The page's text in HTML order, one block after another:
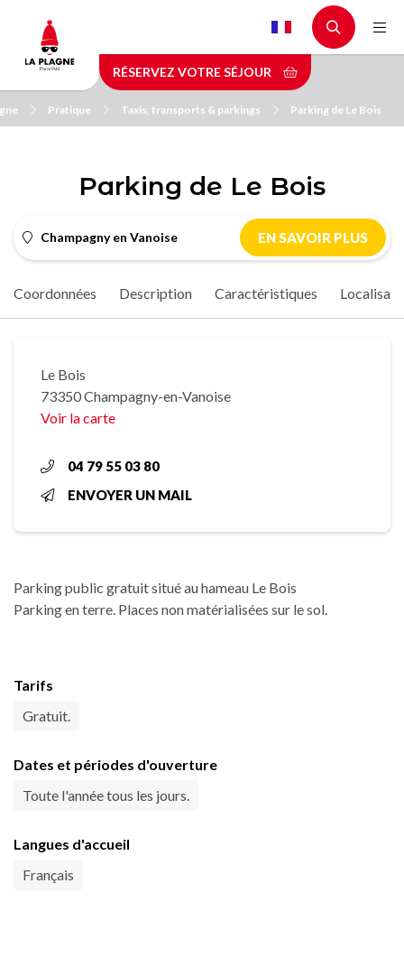
contenu
principal
RÉSERVEZ VOTRE SÉJOUR
Pratique Taxis, transports & parkings Parking de Le Bois
Parking de Le Bois
Champagny en Vanoise EN SAVOIR PLUS
Coordonnées Description Caractéristiques
Le Bois
73350 Champagny-en-Vanoise
Voir la carte
04 79 55 03 80
ENVOYER UN MAIL
Parking public gratuit situé au hameau Le Bois
Parking en terre. Places non matérialisées sur le sol.
Tarifs
Gratuit.
Dates et périodes d'ouverture
Toute l'année tous les jours.
Langues d'accueil
Français